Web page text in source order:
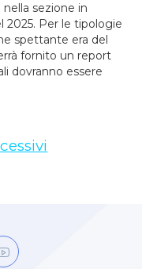
sezione in
Per le tipologie
spettante era del
fornito un report
dovranno essere